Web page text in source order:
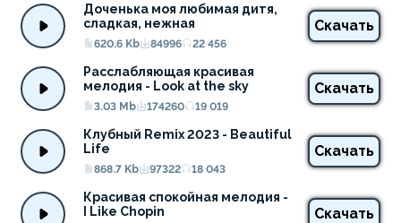
Доченька моя любимая дитя,
сладкая, нежная
620.6 Kb 84996 22 456
Скачать
Расслабляющая красивая
мелодия - Look at the sky
3.03 Mb 174260 19 019
Скачать
Клубный Remix 2023 - Beautiful
Life
868.7 Kb 97322 18 043
Скачать
Красивая спокойная мелодия -
I Like Chopin
Скачать